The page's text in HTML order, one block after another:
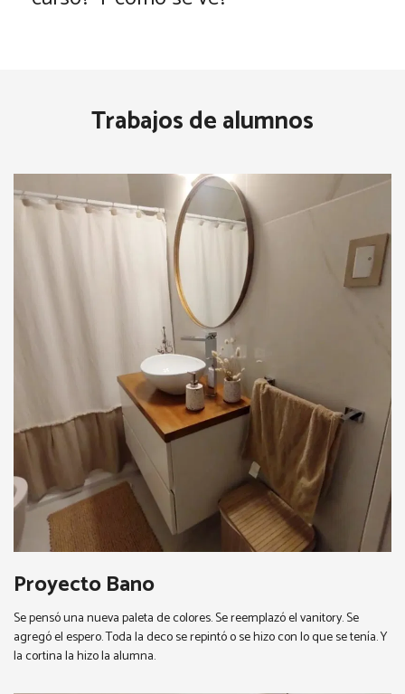
Trabajos de alumnos
Proyecto Bano
Se pensó una nueva paleta de colores. Se reemplazó el vanitory. Se
agregó el espero. Toda la deco se repintó o se hizo con lo que se tenía. Y
la cortina la hizo la alumna.